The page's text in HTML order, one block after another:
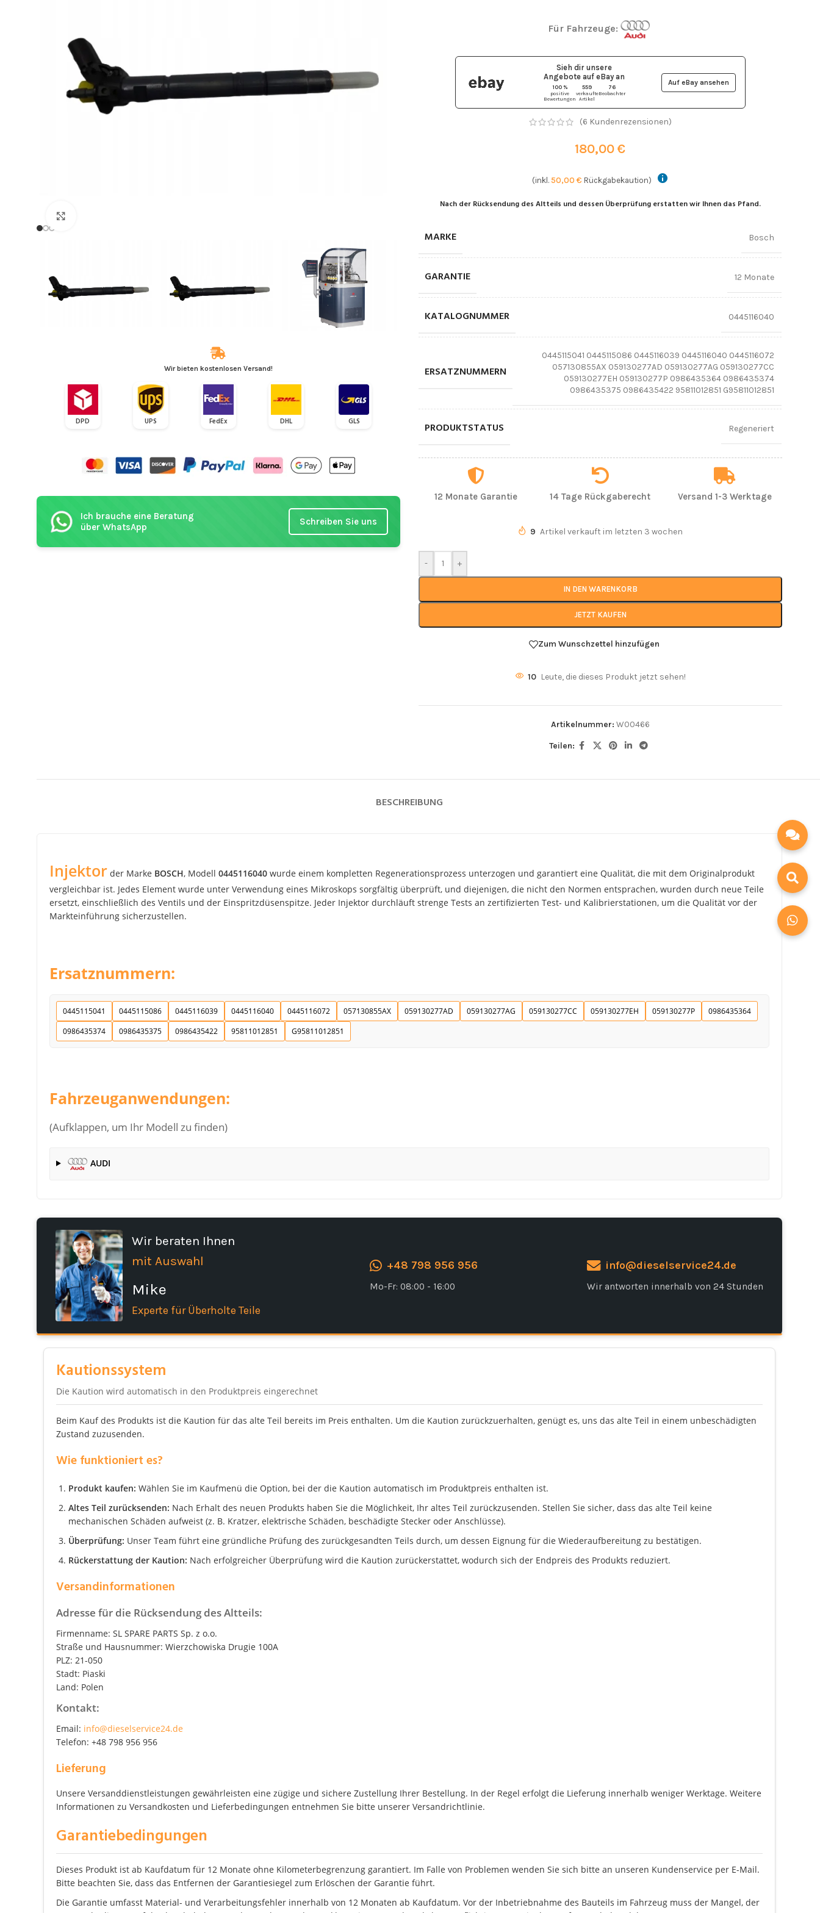
Wir bieten kostenlosen Versand!
DPD UPS FedEx DHL GLS
Ich brauche eine Beratung
über WhatsApp
Schreiben Sie uns
Für Fahrzeuge:
Sieh dir unsere
Angebote auf eBay an
100 %
positive
Bewertungen
559
verkaufte
Artikel
76
Beobachter
Auf eBay ansehen
(6 Kundenrezensionen)
180,00€
(inkl. 50,00 € Rückgabekaution)
Nach der Rücksendung des Altteils und dessen Überprüfung erstatten wir Ihnen das Pfand.
MARKE Bosch
GARANTIE 12 Monate
KATALOGNUMMER 0445116040
ERSATZNUMMERN
0445115041 0445115086 0445116039 0445116040 0445116072
057130855AX 059130277AD 059130277AG 059130277CC
059130277EH 059130277P 0986435364 0986435374
0986435375 0986435422 95811012851 G95811012851
PRODUKTSTATUS Regeneriert
12 Monate Garantie 14 Tage Rückgaberecht Versand 1-3 Werktage
9 Artikel verkauft im letzten 3 wochen
- +
IN DEN WARENKORB
JETZT KAUFEN
Zum Wunschzettel hinzufügen
10 Leute, die dieses Produkt jetzt sehen!
Artikelnummer: W00466
Teilen:
BESCHREIBUNG
Injektor der Marke BOSCH, Modell 0445116040 wurde einem kompletten Regenerationsprozess unterzogen und garantiert eine Qualität, die mit dem Originalprodukt
vergleichbar ist. Jedes Element wurde unter Verwendung eines Mikroskops sorgfältig überprüft, und diejenigen, die nicht den Normen entsprachen, wurden durch neue Teile
ersetzt, einschließlich des Ventils und der Einspritzdüsenspitze. Jeder Injektor durchläuft strenge Tests an zertifizierten Test- und Kalibrierstationen, um die Qualität vor der
Markteinführung sicherzustellen.
Ersatznummern:
0445115041 0445115086 0445116039 0445116040 0445116072 057130855AX 059130277AD 059130277AG 059130277CC 059130277EH 059130277P
0986435364
0986435374
0986435375 0986435422 95811012851 G95811012851
Fahrzeuganwendungen:
(Aufklappen, um Ihr Modell zu finden)
AUDI
Wir beraten Ihnen
mit Auswahl
Mike
Experte für Überholte Teile
+48 798 956 956
Mo-Fr: 08:00 - 16:00
info@dieselservice24.de
Wir antworten innerhalb von 24 Stunden
Kautionssystem
Die Kaution wird automatisch in den Produktpreis eingerechnet
Beim Kauf des Produkts ist die Kaution für das alte Teil bereits im Preis enthalten. Um die Kaution zurückzuerhalten, genügt es, uns das alte Teil in einem unbeschädigten
Zustand zuzusenden.
Wie funktioniert es?
Produkt kaufen: Wählen Sie im Kaufmenü die Option, bei der die Kaution automatisch im Produktpreis enthalten ist.
Altes Teil zurücksenden: Nach Erhalt des neuen Produkts haben Sie die Möglichkeit, Ihr altes Teil zurückzusenden. Stellen Sie sicher, dass das alte Teil keine
mechanischen Schäden aufweist (z. B. Kratzer, elektrische Schäden, beschädigte Stecker oder Anschlüsse).
Überprüfung: Unser Team führt eine gründliche Prüfung des zurückgesandten Teils durch, um dessen Eignung für die Wiederaufbereitung zu bestätigen.
Rückerstattung der Kaution: Nach erfolgreicher Überprüfung wird die Kaution zurückerstattet, wodurch sich der Endpreis des Produkts reduziert.
Versandinformationen
Adresse für die Rücksendung des Altteils:
Firmenname: SL SPARE PARTS Sp. z o.o.
Straße und Hausnummer: Wierzchowiska Drugie 100A
PLZ: 21-050
Stadt: Piaski
Land: Polen
Kontakt:
Email: info@dieselservice24.de
Telefon: +48 798 956 956
Lieferung
Unsere Versanddienstleistungen gewährleisten eine zügige und sichere Zustellung Ihrer Bestellung. In der Regel erfolgt die Lieferung innerhalb weniger Werktage. Weitere
Informationen zu Versandkosten und Lieferbedingungen entnehmen Sie bitte unserer Versandrichtlinie.
Garantiebedingungen
Dieses Produkt ist ab Kaufdatum für 12 Monate ohne Kilometerbegrenzung garantiert. Im Falle von Problemen wenden Sie sich bitte an unseren Kundenservice per E-Mail.
Bitte beachten Sie, dass das Entfernen der Garantiesiegel zum Erlöschen der Garantie führt.
Die Garantie umfasst Material- und Verarbeitungsfehler innerhalb von 12 Monaten ab Kaufdatum. Vor der Inbetriebnahme des Bauteils im Fahrzeug muss der Mangel, der